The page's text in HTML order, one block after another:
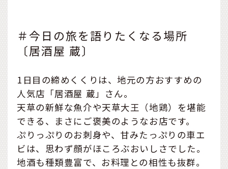
＃今日の旅を語りたくなる場所
〔居酒屋 蔵〕
1日目の締めくくりは、地元の方おすすめの
人気店「居酒屋 蔵」さん。
天草の新鮮な魚介や天草大王（地鶏）を堪能
できる、まさにご褒美のようなお店です。
ぷりっぷりのお刺身や、甘みたっぷりの車エ
ビは、思わず顔がほころぶおいしさでした。
地酒も種類豊富で、お料理との相性も抜群。